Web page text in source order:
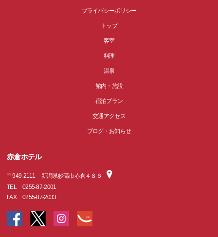
プライバシーポリシー
トップ
客室
料理
温泉
館内・施設
宿泊プラン
交通アクセス
ブログ・お知らせ
赤倉ホテル
〒949-2111
新潟県妙高市赤倉４８６
TEL
0255-87-2001
FAX
0255-87-2033